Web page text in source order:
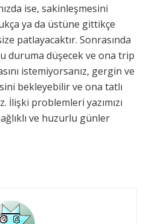
ise, sakinleşmesini
ya da üstüne gittikçe
patlayacaktır. Sonrasında
duruma düşecek ve ona trip
istemiyorsanız, gergin ve
bekleyebilir ve ona tatlı
problemleri yazımızı
ve huzurlu günler